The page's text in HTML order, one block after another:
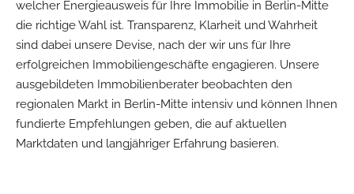
welcher Energieausweis für Ihre Immobilie in Berlin-Mitte
die richtige Wahl ist. Transparenz, Klarheit und Wahrheit
sind dabei unsere Devise, nach der wir uns für Ihre
erfolgreichen Immobiliengeschäfte engagieren. Unsere
ausgebildeten Immobilienberater beobachten den
regionalen Markt in Berlin-Mitte intensiv und können Ihnen
fundierte Empfehlungen geben, die auf aktuellen
Marktdaten und langjähriger Erfahrung basieren.